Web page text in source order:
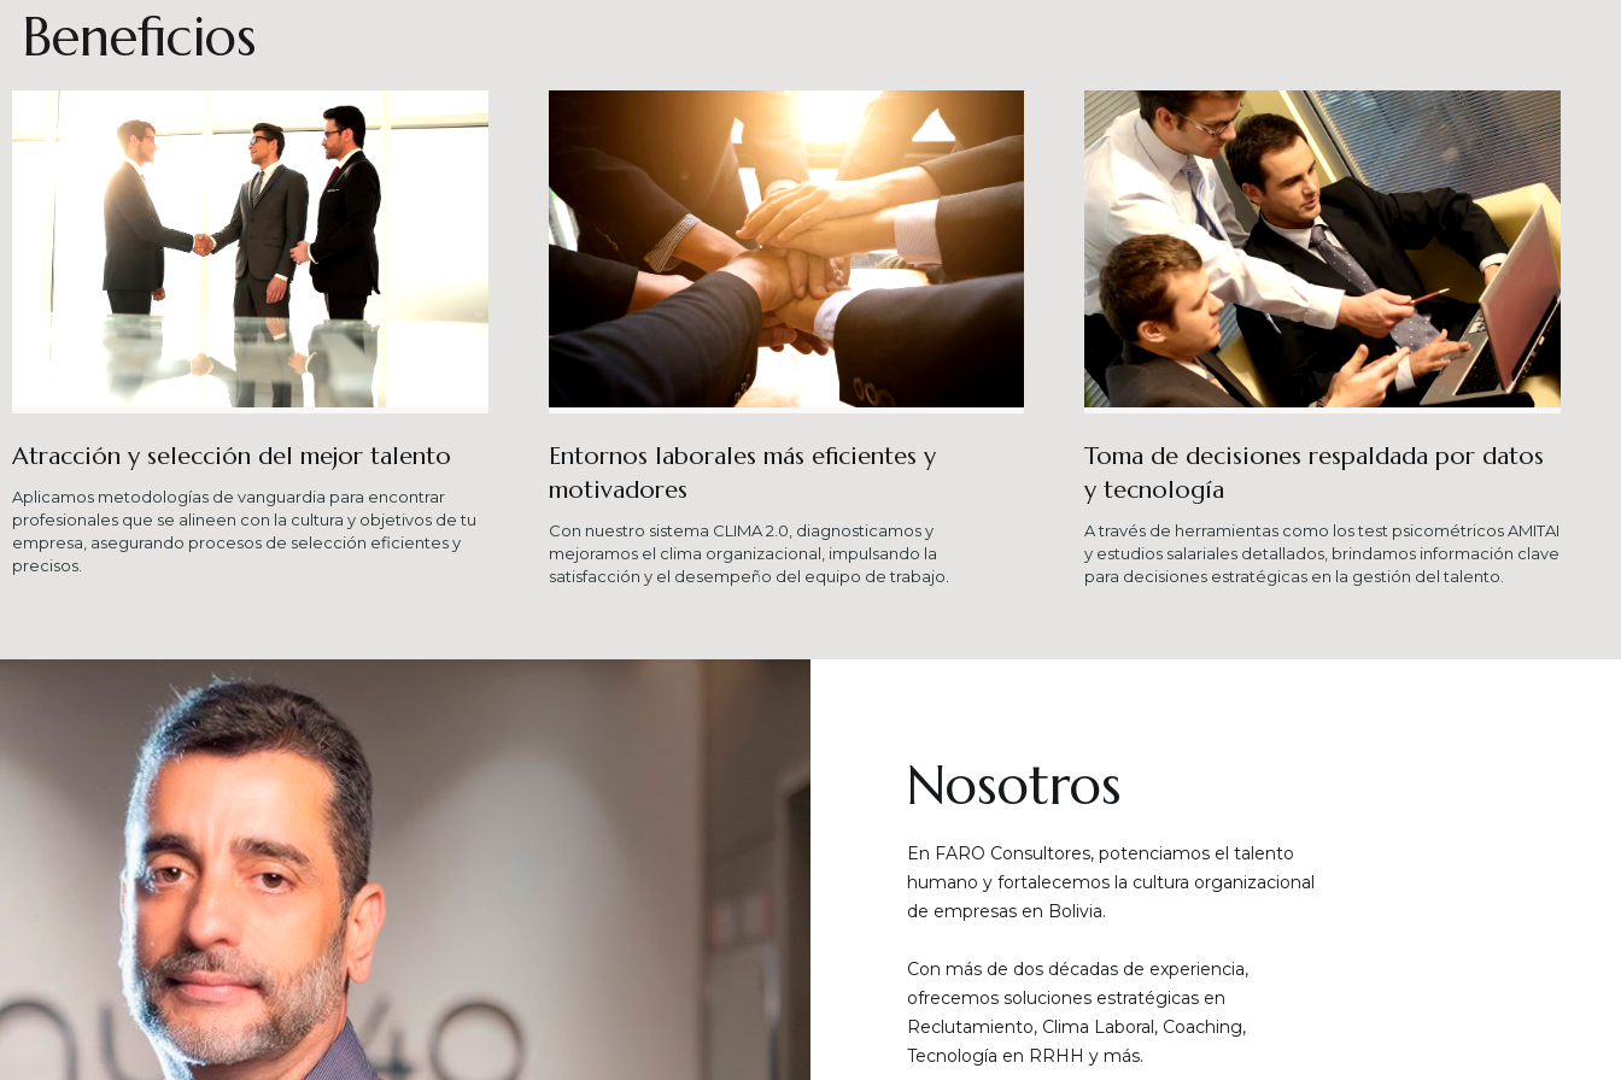
Beneficios
Atracción y selección del mejor talento
Aplicamos metodologías de vanguardia para encontrar
profesionales que se alineen con la cultura y objetivos de tu
empresa, asegurando procesos de selección eficientes y
precisos.
Entornos laborales más eficientes y
motivadores
Con nuestro sistema CLIMA 2.0, diagnosticamos y
mejoramos el clima organizacional, impulsando la
satisfacción y el desempeño del equipo de trabajo.
Toma de decisiones respaldada por datos
y tecnología​
A través de herramientas como los test psicométricos AMITAI
y estudios salariales detallados, brindamos información clave
para decisiones estratégicas en la gestión del talento.
Nosotros
En FARO Consultores, potenciamos el talento
humano y fortalecemos la cultura organizacional
de empresas en Bolivia.
Con más de dos décadas de experiencia,
ofrecemos soluciones estratégicas en
Reclutamiento, Clima Laboral, Coaching,
Tecnología en RRHH y más.